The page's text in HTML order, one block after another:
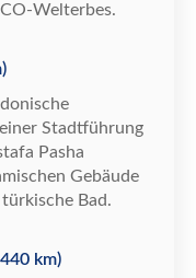
Welterbes.
Stadtführung
Pasha
Gebäude
türkische Bad.
km)